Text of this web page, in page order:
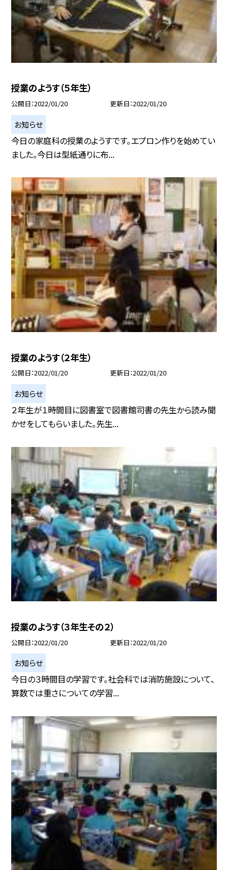
授業のようす（５年生）
公開日 2022/01/20 更新日 2022/01/20
お知らせ
今日の家庭科の授業のようすです。エプロン作りを始めてい
ました。今日は型紙通りに布...
授業のようす（２年生）
公開日 2022/01/20 更新日 2022/01/20
お知らせ
２年生が１時間目に図書室で図書館司書の先生から読み聞
かせをしてもらいました。先生...
授業のようす（３年生その２）
公開日 2022/01/20 更新日 2022/01/20
お知らせ
今日の３時間目の学習です。社会科では消防施設について、
算数では重さについての学習...